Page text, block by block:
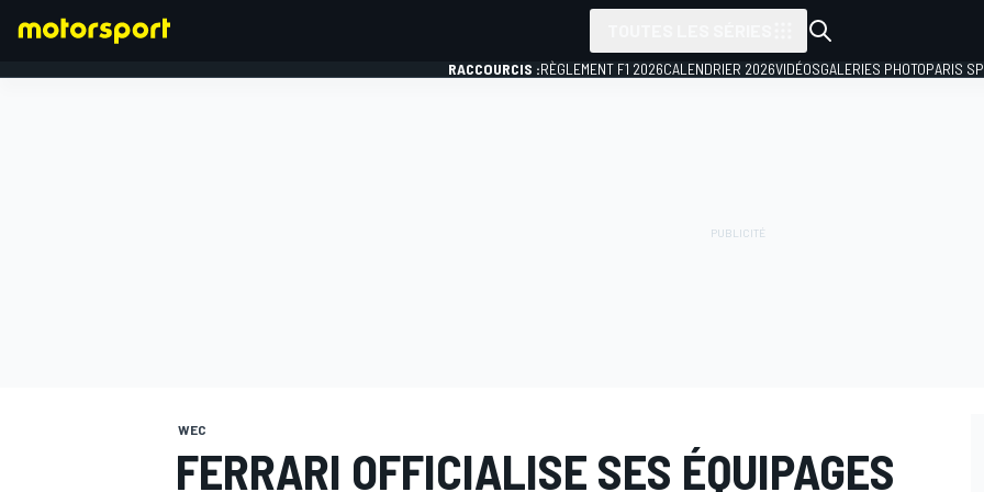
RACCOURCIS :RÈGLEMENT F1 2026CALENDRIER 2026VIDÉOSGALERIES PHOTOPARIS
WEC
FERRARI OFFICIALISE SES ÉQUIPAGES